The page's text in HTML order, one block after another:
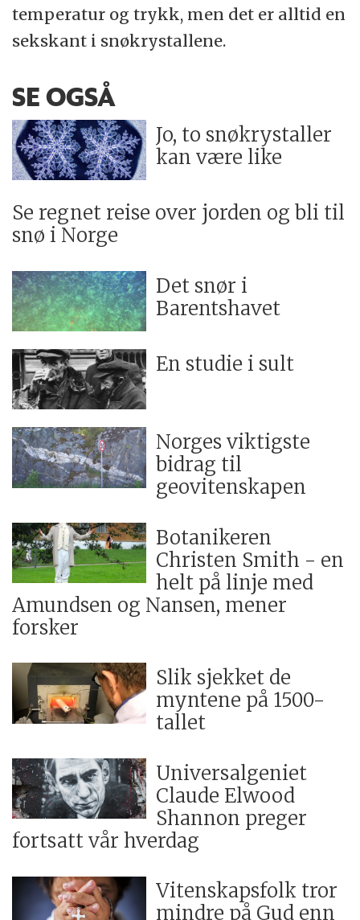
temperatur og trykk, men det er alltid en
sekskant i snøkrystallene.
SE OGSÅ
Jo, to snøkrystaller
kan være like
Se regnet reise over jorden og bli til
snø i Norge
Det snør i
Barentshavet
En studie i sult
Norges viktigste
bidrag til
geovitenskapen
Botanikeren
Christen Smith - en
helt på linje med
Amundsen og Nansen, mener
forsker
Slik sjekket de
myntene på 1500-
tallet
Universalgeniet
Claude Elwood
Shannon preger
fortsatt vår hverdag
Vitenskapsfolk tror
mindre på Gud enn